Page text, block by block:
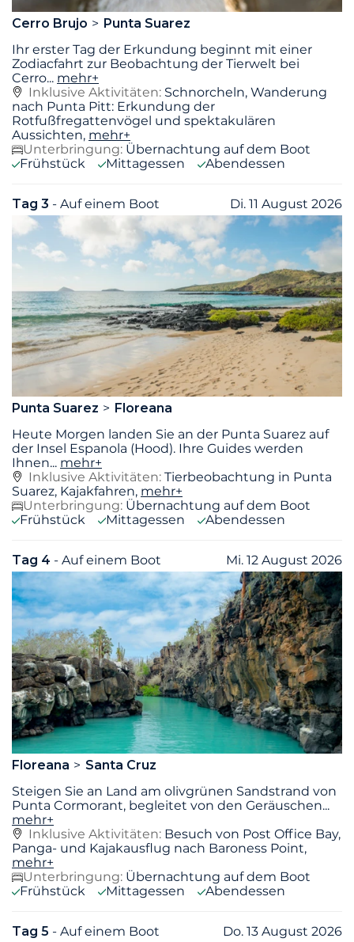
Cerro Brujo
Punta Suarez
Ihr erster Tag der Erkundung beginnt mit einer
Zodiacfahrt zur Beobachtung der Tierwelt bei
Cerro... mehr+
Inklusive Aktivitäten: Schnorcheln, Wanderung
nach Punta Pitt: Erkundung der
Rotfußfregattenvögel und spektakulären
Aussichten, mehr+
Unterbringung: Übernachtung auf dem Boot
Frühstück
Mittagessen Abendessen
Tag 3 - Auf einem Boot Di. 11 August 2026
Punta Suarez
Floreana
Heute Morgen landen Sie an der Punta Suarez auf
der Insel Espanola (Hood). Ihre Guides werden
Ihnen... mehr+
Inklusive Aktivitäten: Tierbeobachtung in Punta
Suarez, Kajakfahren, mehr+
Unterbringung: Übernachtung auf dem Boot
Frühstück
Mittagessen Abendessen
Tag 4 - Auf einem Boot Mi. 12 August 2026
Floreana
Santa Cruz
Steigen Sie an Land am olivgrünen Sandstrand von
Punta Cormorant, begleitet von den Geräuschen...
mehr+
Inklusive Aktivitäten: Besuch von Post Office Bay,
Panga- und Kajakausflug nach Baroness Point,
mehr+
Unterbringung: Übernachtung auf dem Boot
Frühstück
Mittagessen Abendessen
Tag 5 - Auf einem Boot Do. 13 August 2026